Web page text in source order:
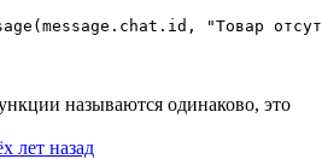
"Товар
называются одинаково, это
лет назад